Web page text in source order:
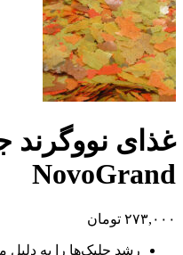
NovoGrand
۲۷۳,۰۰۰ تومان
رشد جلبک‌ها را به